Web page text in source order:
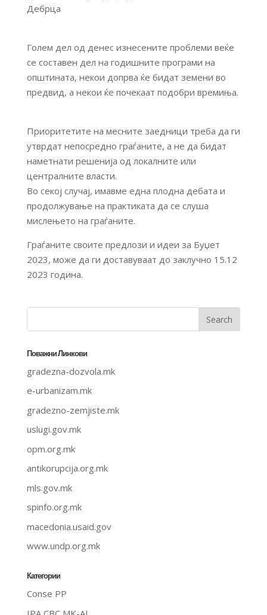
Дебрца
Голем дел од денес изнесените проблеми веќе
се составен дел на годишните програми на
општината, некои допрва ќе бидат земени во
предвид, а некои ќе почекаат подобри времиња.
Приоритетите на месните заедници треба да ги
утврдат непосредно граѓаните, а не да бидат
наметнати решенија од локалните или
централните власти.
Во секој случај, имавме една плодна дебата и
продолжување на практиката да се слуша
мислењето на граѓаните.
Граѓаните своите предлози и идеи за Буџет
2023, може да ги доставуваат до заклучно 15.12
2023 година.
Поважни Линкови
gradezna-dozvola.mk
e-urbanizam.mk
gradezno-zemjiste.mk
uslugi.gov.mk
opm.org.mk
antikorupcija.org.mk
mls.gov.mk
spinfo.org.mk
macedonia.usaid.gov
www.undp.org.mk
Категории
Conse PP